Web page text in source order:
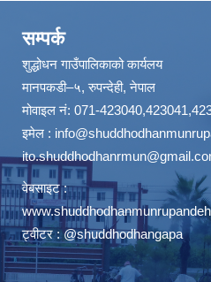
सम्पर्क
शुद्धोधन गाउँपालिकाको कार्यलय
मानपकडी–५, रुपन्देही, नेपाल
मोवाइल नं: 071-
इमेल :
वेबसाइट :
ट्वीटर : @shuddhodhangapa